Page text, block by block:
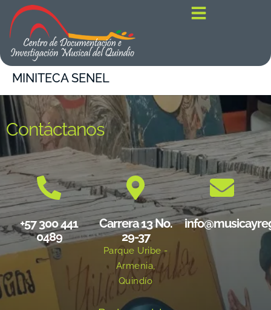
contenido
MINITECA SENEL
Contáctanos
+57 300 441
0489
Carrera 13 No.
29-37
Parque Uribe -
Armenia,
Quindío